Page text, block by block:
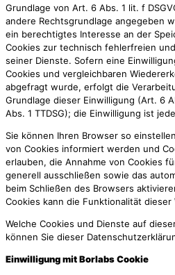
Grundlage von Art. 6 Abs. 1 lit. f
andere Rechtsgrundlage angegeben
ein berechtigtes Interesse an der
Cookies zur technisch fehlerfreien
seiner Dienste. Sofern eine
Cookies und vergleichbaren
abgefragt wurde, erfolgt die
Grundlage dieser Einwilligung (Art. 6
Abs. 1 TTDSG); die Einwilligung ist
Sie können Ihren Browser so
von Cookies informiert werden und
erlauben, die Annahme von Cookies
generell ausschließen sowie das
beim Schließen des Browsers
Cookies kann die Funktionalität
Welche Cookies und Dienste auf
können Sie dieser
Einwilligung mit Borlabs Cookie